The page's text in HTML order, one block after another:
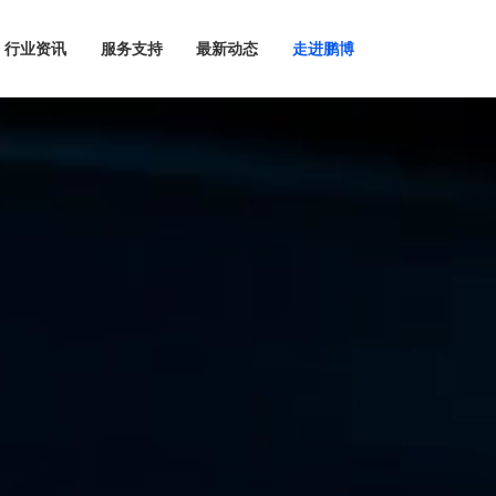
行业资讯 服务支持 最新动态 走进鹏博